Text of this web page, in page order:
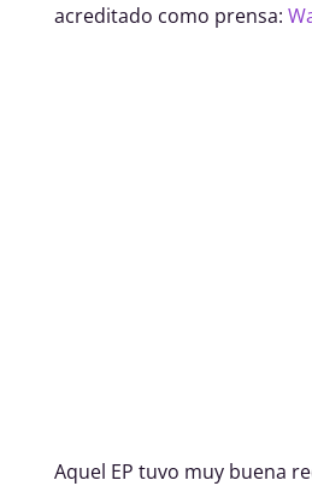
acreditado como prensa:
Aquel EP tuvo muy buena